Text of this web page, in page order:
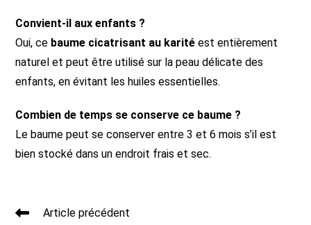
Convient-il aux enfants ?
Oui, ce baume cicatrisant au karité est entièrement
naturel et peut être utilisé sur la peau délicate des
enfants, en évitant les huiles essentielles.
Combien de temps se conserve ce baume ?
Le baume peut se conserver entre 3 et 6 mois s’il est
bien stocké dans un endroit frais et sec.
Read
Article précédent